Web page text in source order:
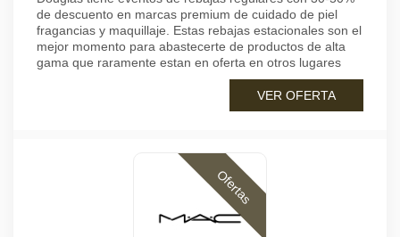
de descuento en marcas premium de cuidado de piel
fragancias y maquillaje. Estas rebajas estacionales son el
mejor momento para abastecerte de productos de alta
gama que raramente estan en oferta en otros lugares
VER OFERTA
Ofertas